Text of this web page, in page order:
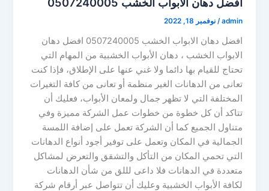
admin
/نوفمبر 18, 2022
افضل دهان الابواب الخشب 0507240005 افضل دهان
الابواب الخشب ، دهان الأبواب الخشبية من المهام التي
تحتاج للقيام بها دائما ولا غني عنها على الإطلاق، فإذا كنت
تعانى من الدهانات الغير منظمة أو تعانى من كافة التغيرات
المختلفة التي لا تظهر جمال ولمعان الأبواب، فعليك أن
تتاكد أن كل خطوة من خطوات عمل الشركة مميزة وفي
متناول الجميع كما أن الشركة تعمل على إضافة اللمسة
الجمالية في المكان وتعمل على توفير أجود أنواع الدهانات
التي تحمي المكان من التأكل والتشقق والتعرض لمشاكل
متعددة في الدهانات فلا داعى لللق من شأن الدهانات
لكافة الأبواب الخشبية وعليك أن تتواصل عبر أرقام شركة